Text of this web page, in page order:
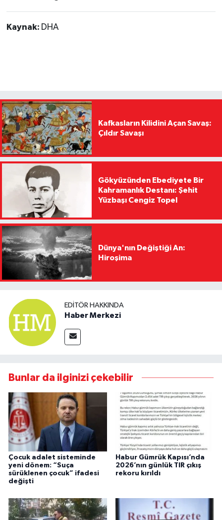
Kaynak: DHA
Kafkasların Kilidini Açan Savaş:
Çıldır Savaşı
Gökyüzünden Ebediyete Bir
Kahramanlık Destanı: Şehit
Yüzbaşı Cengiz Topel
Dünya'nın Değiştiği An:
Hiroşima
EDITÖR HAKKINDA
Haber Merkezi
Bunlar da ilginizi çekebilir
Çocuk adalet sisteminde
yeni dönem: “Suça
sürüklenen çocuk” ifadesi
değişti
Habur Gümrük Kapısı’nda
2026’nın günlük TIR çıkış
rekoru kırıldı